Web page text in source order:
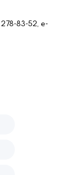
278-83-52, e-